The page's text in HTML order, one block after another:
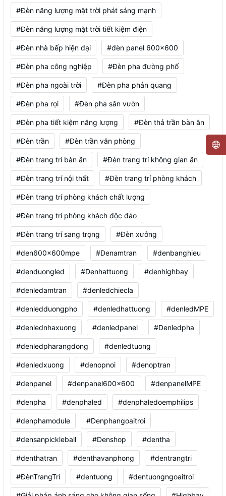
#Đèn năng lượng mặt trời phát sáng mạnh
#Đèn năng lượng mặt trời tiết kiệm điện
#Đèn nhà bếp hiện đại #đèn panel 600x600
#Đèn pha công nghiệp #Đèn pha đường phố
#Đèn pha ngoài trời #Đèn pha phản quang
#Đèn pha rọi #Đèn pha sân vườn
#Đèn pha tiết kiệm năng lượng #Đèn thả trần bàn ăn
#Đèn trần #Đèn trần văn phòng
#Đèn trang trí bàn ăn #Đèn trang trí không gian ăn
#Đèn trang trí nội thất #Đèn trang trí phòng khách
#Đèn trang trí phòng khách chất lượng
#Đèn trang trí phòng khách độc đáo
#Đèn trang trí sang trọng #Đèn xưởng
#den600x600mpe #Denamtran #denbanghieu
#denduongled #Denhattuong #denhighbay
#denledamtran #denledchiecla
#denledduongpho #denledhattuong #denledMPE
#denlednhaxuong #denledpanel #Denledpha
#denledpharangdong #denledtuong
#denledxuong #denopnoi #denoptran
#denpanel #denpanel600x600 #denpanelMPE
#denpha #denphaled #denphaledoemphilips
#denphamodule #Denphangoaitroi
#densanpickleball #Denshop #dentha
#denthatran #denthavanphong #dentrangtri
#ĐènTrangTrí #dentuong #dentuongngoaitroi